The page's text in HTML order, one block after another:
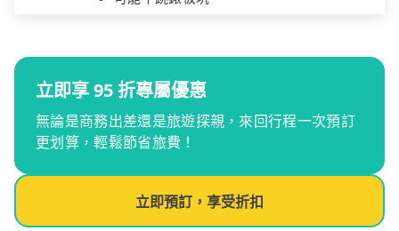
立即享 95 折專屬優惠
無論是商務出差還是旅遊探親，來回行程一次預訂
更划算，輕鬆節省旅費！
立即預訂，享受折扣